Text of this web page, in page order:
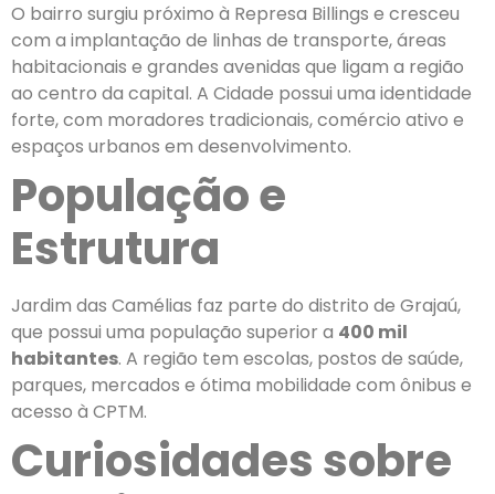
O bairro surgiu próximo à Represa Billings e cresceu
com a implantação de linhas de transporte, áreas
habitacionais e grandes avenidas que ligam a região
ao centro da capital. A Cidade possui uma identidade
forte, com moradores tradicionais, comércio ativo e
espaços urbanos em desenvolvimento.
População e
Estrutura
Jardim das Camélias faz parte do distrito de Grajaú,
que possui uma população superior a 400 mil
habitantes. A região tem escolas, postos de saúde,
parques, mercados e ótima mobilidade com ônibus e
acesso à CPTM.
Curiosidades sobre